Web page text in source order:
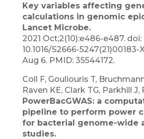
Key variables affecting
calculations in genomic
Lancet Microbe.
2021 Oct;2(10):e486-e487. doi:
10.1016/S2666-5247(21)00183-
Aug 6. PMID: 35544172.
Coll F, Gouliouris T,
Raven KE, Clark TG, Parkhill J,
PowerBacGWAS: a
pipeline to perform power
for bacterial genome-wide
studies.